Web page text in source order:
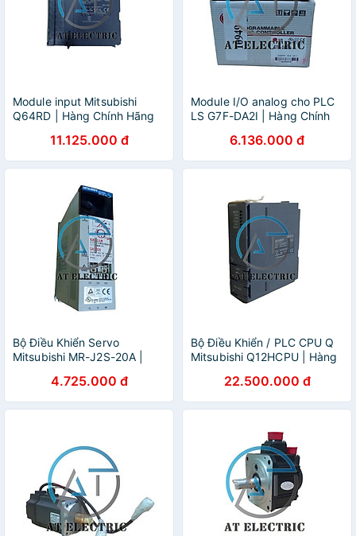
Module input Mitsubishi
Q64RD | Hàng Chính Hãng
11.125.000 đ
Module I/O analog cho PLC
LS G7F-DA2I | Hàng Chính
6.136.000 đ
Bộ Điều Khiển Servo
Mitsubishi MR-J2S-20A |
4.725.000 đ
Bộ Điều Khiển / PLC CPU Q
Mitsubishi Q12HCPU | Hàng
22.500.000 đ